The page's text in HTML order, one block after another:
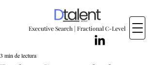
Executive Search | Fractional C-Level
3 min de lectura